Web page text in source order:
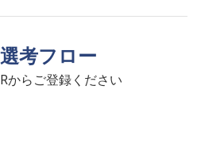
選考フロー
からご登録ください